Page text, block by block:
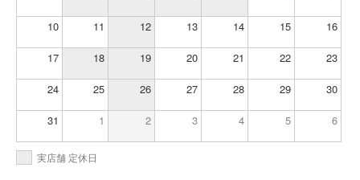
10 11 12 13 14 15 16
17 18 19 20 21 22 23
24 25 26 27 28 29 30
31 1 2 3 4 5 6
実店舗 定休日